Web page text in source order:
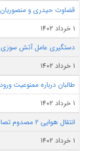
قضاوت حیدری و منصوریان
۱ خرداد ۱۴۰۲
دستگیری عامل آتش
۱ خرداد ۱۴۰۲
طالبان درباره ممنوعیت
۱ خرداد ۱۴۰۲
انتقال هوایی ۲ مصدوم تصادفی از میمه به اصفهان
۱ خرداد ۱۴۰۲